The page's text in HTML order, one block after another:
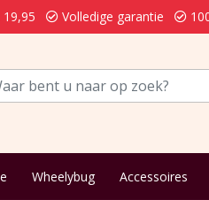
Volledige garantie
Wheelybug Accessoires